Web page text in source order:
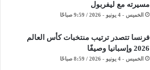
مسيرته مع ليفربول
الخميس - 4 يونيو - 2026 / 9:59 صباحًا
فرنسا تتصدر ترتيب منتخبات كأس العالم
2026 وإسبانيا وصيفًا
الخميس - 4 يونيو - 2026 / 8:59 صباحًا